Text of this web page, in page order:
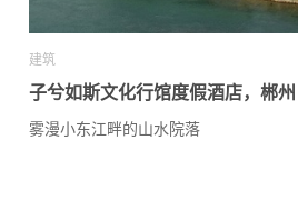
建筑
子兮如斯文化行馆度假酒店，郴
雾漫小东江畔的山水院落